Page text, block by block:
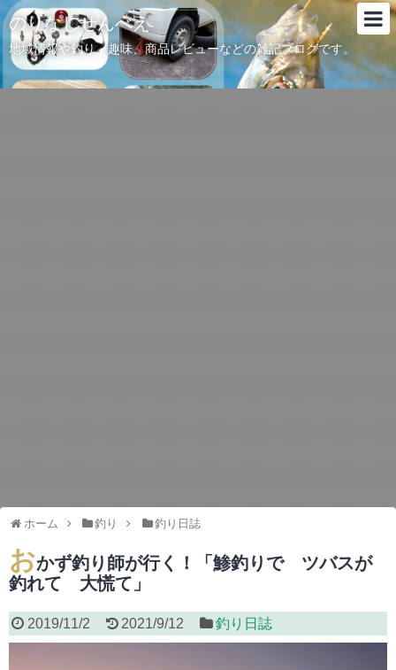
のりなしせんべえ
地域情報や釣り、趣味、商品レビューなどの雑記ブログです。
ホーム 釣り 釣り日誌
おかず釣り師が行く！「鯵釣りで ツバスが
釣れて 大慌て」
2019/11/2 2021/9/12 釣り日誌